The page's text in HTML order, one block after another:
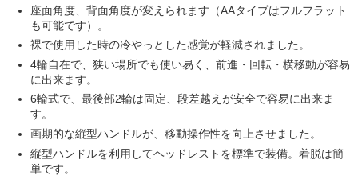
座面角度、背面角度が変えられます（AAタイプはフルフラット
も可能です）。
裸で使用した時の冷やっとした感覚が軽減されました。
4輪自在で、狭い場所でも使い易く、前進・回転・横移動が容易
に出来ます。
6輪式で、最後部2輪は固定、段差越えが安全で容易に出来ま
す。
画期的な縦型ハンドルが、移動操作性を向上させました。
縦型ハンドルを利用してヘッドレストを標準で装備。着脱は簡
単です。